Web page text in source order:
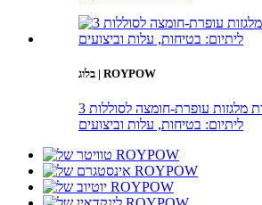
בלוג | ROYPOW
3 סיכונים בהמרת מלגזות עופרת-חומצה לסוללות
ליתיום: בטיחות, עלות וביצועים